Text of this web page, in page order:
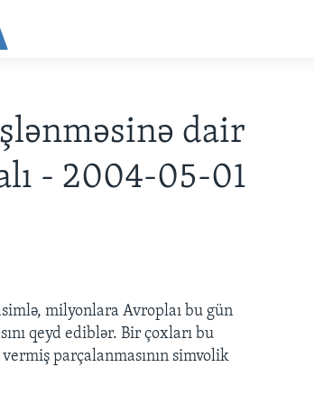
dair
- 2004-05-01
milyonlara Avroplaı bu gün
qeyd ediblər. Bir çoxları bu
parçalanmasının simvolik